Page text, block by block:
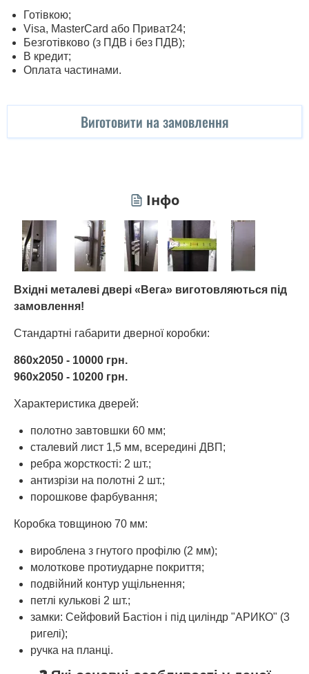
Готівкою;
Visa, MasterСard або Приват24;
Безготівково (з ПДВ і без ПДВ);
В кредит;
Оплата частинами.
Виготовити на замовлення
Інфо
Вхідні металеві двері «Вега» виготовляються під
замовлення!
Стандартні габарити дверної коробки:
860x2050 - 10000 грн.
960х2050 - 10200 грн.
Характеристика дверей:
полотно завтовшки 60 мм;
сталевий лист 1,5 мм, всередині ДВП;
ребра жорсткості: 2 шт.;
антизрізи на полотні 2 шт.;
порошкове фарбування;
Коробка товщиною 70 мм:
вироблена з гнутого профілю (2 мм);
молоткове протиударне покриття;
подвійний контур ущільнення;
петлі кулькові 2 шт.;
замки: Сейфовий Бастіон і під циліндр "АРИКО" (3
ригелі);
ручка на планці.